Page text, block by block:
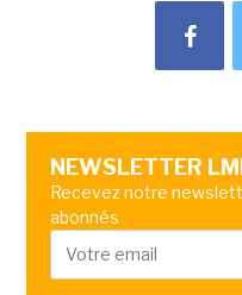
NEWSLETTER
Recevez notre
abonnés